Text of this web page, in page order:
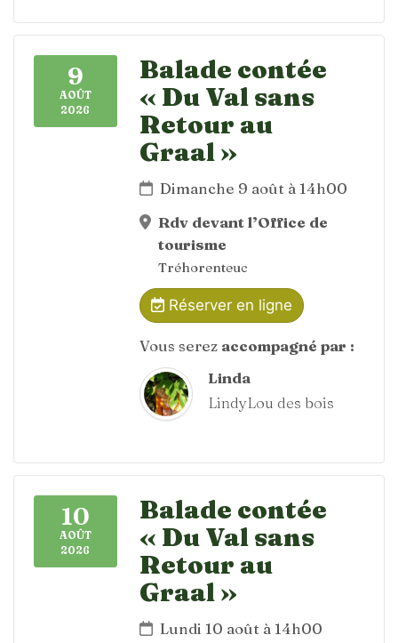
9
AOÛT
2026
Balade contée
« Du Val sans
Retour au
Graal »
Dimanche 9 août à 14h00
Rdv devant l’Office de
tourisme
Tréhorenteuc
Réserver en ligne
Vous serez accompagné par :
Linda
LindyLou des bois
10
AOÛT
2026
Balade contée
« Du Val sans
Retour au
Graal »
Lundi 10 août à 14h00